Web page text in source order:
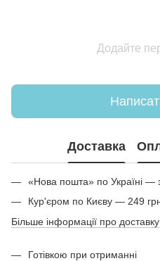
Додайте
Доставка
«Нова пошта» по Україні —
Кур'єром по Києву — 249
Більше інформації про доставку
Готівкою при отриманні